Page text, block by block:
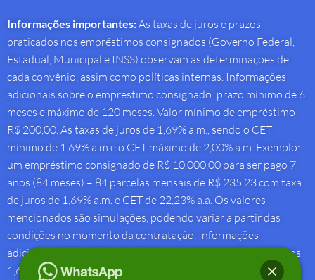
Informações importantes:As taxas de juros e prazos
praticados nos empréstimos consignados (Governo Federal,
Estadual, Municipal e INSS) observam as determinações de
cada convênio, assim como políticas internas. Informações
adicionais sobre o empréstimo consignado: prazo mínimo de 6
meses e máximo de 120 meses. Valor mínimo de empréstimo
R$ 200,00. As taxas de juros de 1,69% a.m., sendo o CET
mínimo de 1,69% a.m e o CET máximo de 2,00% a.m. Exemplo:
um empréstimo consignado de R$ 10.000,00 para ser pago 7
anos (84 meses) – 84 parcelas mensais de R$ 235,23 com taxa
de juros de 1,69% a.m. e CET de 22,23% a.a. Os valores
mencionados são simulações, podendo variar a partir das
condições no momento da contratação. Informações
adicionais sobre antecipação saque-aniversário: Taxa de juros
1,69% a.m e Custo Efetivo Total máximo de 1,92% a.m. e